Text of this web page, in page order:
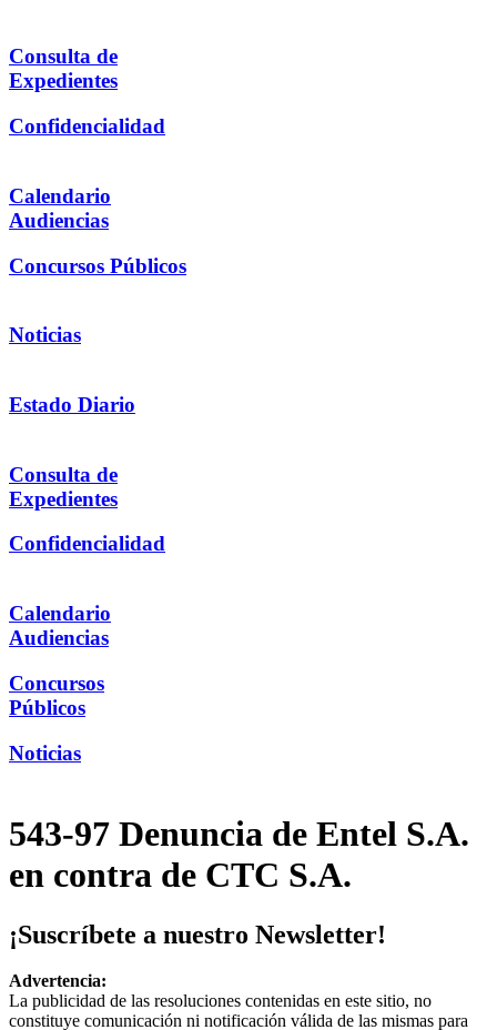
Consulta de
Expedientes
Confidencialidad
Calendario
Audiencias
Concursos Públicos
Noticias
Estado Diario
Consulta de
Expedientes
Confidencialidad
Calendario
Audiencias
Concursos
Públicos
Noticias
543-97 Denuncia de Entel S.A.
en contra de CTC S.A.
¡Suscríbete a nuestro Newsletter!
Advertencia:
La publicidad de las resoluciones contenidas en este sitio, no
constituye comunicación ni notificación válida de las mismas para